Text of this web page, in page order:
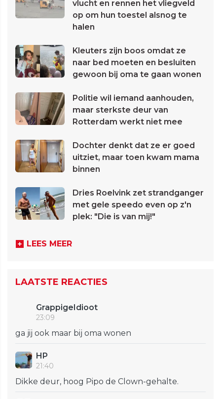
vlucht en rennen het vliegveld
op om hun toestel alsnog te
halen
Kleuters zijn boos omdat ze
naar bed moeten en besluiten
gewoon bij oma te gaan wonen
Politie wil iemand aanhouden,
maar sterkste deur van
Rotterdam werkt niet mee
Dochter denkt dat ze er goed
uitziet, maar toen kwam mama
binnen
Dries Roelvink zet strandganger
met gele speedo even op z'n
plek: "Die is van mij!"
LEES MEER
LAATSTE REACTIES
GrappigeIdioot
23:09
ga jij ook maar bij oma wonen
HP
21:40
Dikke deur, hoog Pipo de Clown-gehalte.